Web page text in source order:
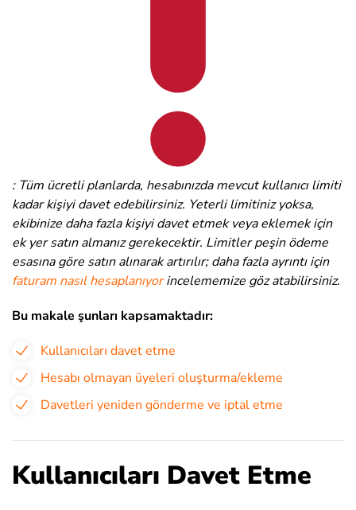
: Tüm ücretli planlarda, hesabınızda mevcut kullanıcı limiti
kadar kişiyi davet edebilirsiniz. Yeterli limitiniz yoksa,
ekibinize daha fazla kişiyi davet etmek veya eklemek için
ek yer satın almanız gerekecektir. Limitler peşin ödeme
esasına göre satın alınarak artırılır; daha fazla ayrıntı için
faturam nasıl hesaplanıyorincelememize göz atabilirsiniz.
Bu makale şunları kapsamaktadır:
Kullanıcıları davet etme
Hesabı olmayan üyeleri oluşturma/ekleme
Davetleri yeniden gönderme ve iptal etme
Kullanıcıları Davet Etme